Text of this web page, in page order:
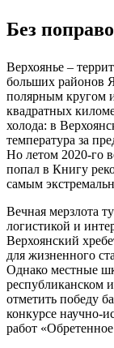
Без
Верхоянье –
больших районов
полярным кругом и
квадратных
холода: в
температура за
Но летом 2020-го
попал в Книгу
самым
Вечная мерзлота
логистикой и
Верхоянский
для жизненного
Однако местные
республиканском
отметить победу
конкурсе научно-
работ